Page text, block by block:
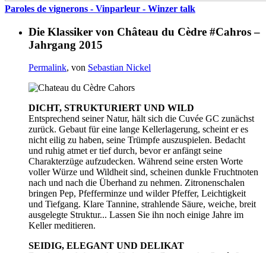
Paroles de vignerons - Vinparleur - Winzer talk
Die Klassiker von Château du Cèdre #Cahros –
Jahrgang 2015
Permalink, von Sebastian Nickel
DICHT, STRUKTURIERT UND WILD
Entsprechend seiner Natur, hält sich die Cuvée GC zunächst
zurück. Gebaut für eine lange Kellerlagerung, scheint er es
nicht eilig zu haben, seine Trümpfe auszuspielen. Bedacht
und ruhig atmet er tief durch, bevor er anfängt seine
Charakterzüge aufzudecken. Während seine ersten Worte
voller Würze und Wildheit sind, scheinen dunkle Fruchtnoten
nach und nach die Überhand zu nehmen. Zitronenschalen
bringen Pep, Pfefferminze und wilder Pfeffer, Leichtigkeit
und Tiefgang. Klare Tannine, strahlende Säure, weiche, breit
ausgelegte Struktur... Lassen Sie ihn noch einige Jahre im
Keller meditieren.
SEIDIG, ELEGANT UND DELIKAT